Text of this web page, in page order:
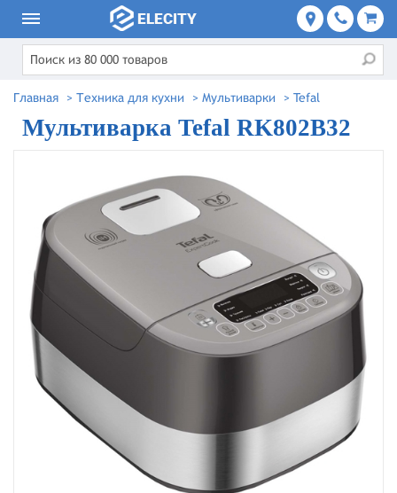
Главная > Техника для кухни > Мультиварки > Tefal
Мультиварка Tefal RK802B32